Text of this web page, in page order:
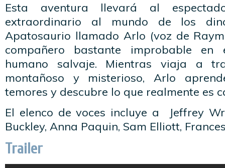
Esta aventura llevará al
extraordinario al mundo de los
Apatosaurio llamado Arlo (voz de
compañero bastante improbable
humano salvaje. Mientras viaja a
montañoso y misterioso, Arlo
temores y descubre lo que realmente es
El elenco de voces incluye a Jeffrey
Buckley, Anna Paquin, Sam Elliott,
Trailer